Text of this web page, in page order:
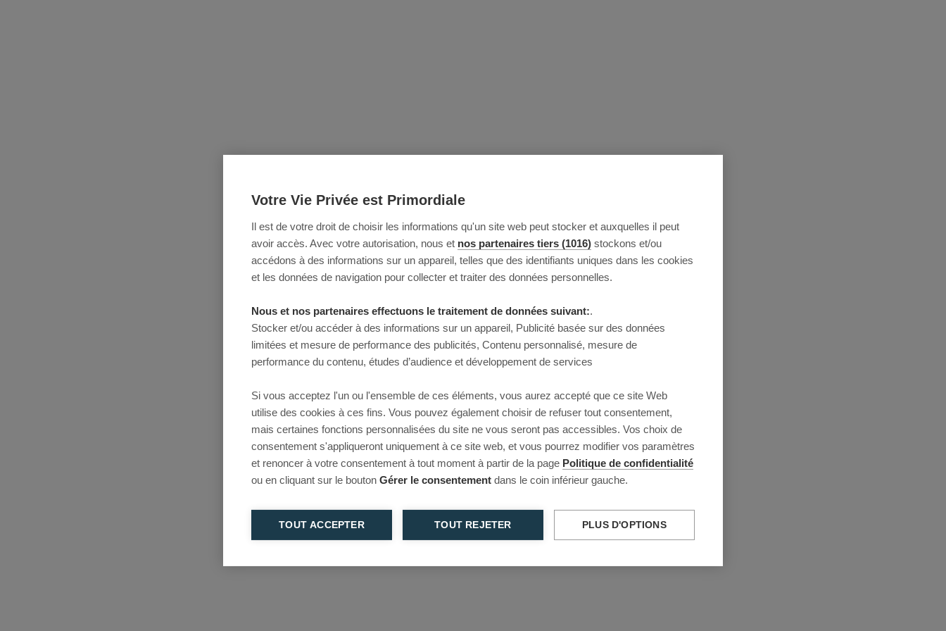
Votre Vie Privée est Primordiale
Il est de votre droit de choisir les informations qu'un site web peut stocker et auxquelles il peut
avoir accès. Avec votre autorisation, nous et nos partenaires tiers (1016) stockons et/ou
accédons à des informations sur un appareil, telles que des identifiants uniques dans les cookies
et les données de navigation pour collecter et traiter des données personnelles.
Nous et nos partenaires effectuons le traitement de données suivant:.
Stocker et/ou accéder à des informations sur un appareil, Publicité basée sur des données
limitées et mesure de performance des publicités, Contenu personnalisé, mesure de
performance du contenu, études d’audience et développement de services
Si vous acceptez l'un ou l'ensemble de ces éléments, vous aurez accepté que ce site Web
utilise des cookies à ces fins. Vous pouvez également choisir de refuser tout consentement,
mais certaines fonctions personnalisées du site ne vous seront pas accessibles. Vos choix de
consentement s'appliqueront uniquement à ce site web, et vous pourrez modifier vos paramètres
et renoncer à votre consentement à tout moment à partir de la page Politique de confidentialité
ou en cliquant sur le bouton Gérer le consentement dans le coin inférieur gauche.
TOUT ACCEPTER TOUT REJETER PLUS D'OPTIONS
This page couldn’t load
Reload to try again, or go back.
Reload Back